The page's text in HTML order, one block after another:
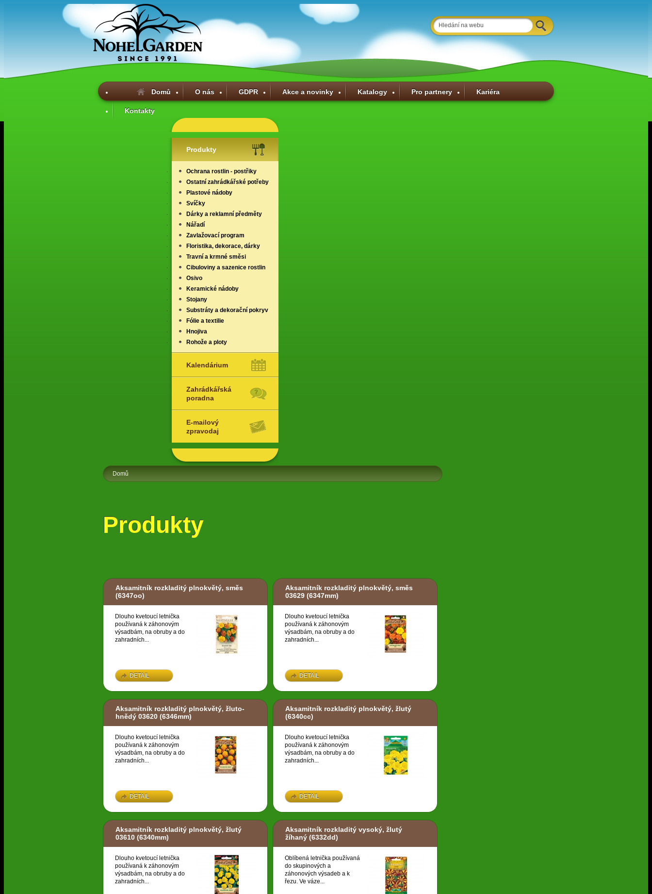
Domů O nás GDPR Akce a novinky Katalogy Pro partnery Kariéra
Kontakty
Produkty
Ochrana rostlin - postřiky
Ostatní zahrádkářské potřeby
Plastové nádoby
Svíčky
Dárky a reklamní předměty
Nářadí
Zavlažovací program
Floristika, dekorace, dárky
Travní a krmné směsi
Cibuloviny a sazenice rostlin
Osivo
Keramické nádoby
Stojany
Substráty a dekorační pokryv
Fólie a textilie
Hnojiva
Rohože a ploty
Kalendárium
Zahrádkářská
poradna
E-mailový
zpravodaj
Domů
Produkty
Aksamitník rozkladitý plnokvětý, směs
(6347oo)
Dlouho kvetoucí letnička
používaná k záhonovým
výsadbám, na obruby a do
zahradních...
DETAIL
Aksamitník rozkladitý plnokvětý, směs
03629 (6347mm)
Dlouho kvetoucí letnička
používaná k záhonovým
výsadbám, na obruby a do
zahradních...
DETAIL
Aksamitník rozkladitý plnokvětý, žluto-
hnědý 03620 (6346mm)
Dlouho kvetoucí letnička
používaná k záhonovým
výsadbám, na obruby a do
zahradních...
DETAIL
Aksamitník rozkladitý plnokvětý, žlutý
(6340cc)
Dlouho kvetoucí letnička
používaná k záhonovým
výsadbám, na obruby a do
zahradních...
DETAIL
Aksamitník rozkladitý plnokvětý, žlutý
03610 (6340mm)
Dlouho kvetoucí letnička
používaná k záhonovým
výsadbám, na obruby a do
zahradních...
Aksamitník rozkladitý vysoký, žlutý
žíhaný (6332dd)
Oblíbená letnička používaná
do skupinových a
záhonových výsadeb a k
řezu. Ve váze...